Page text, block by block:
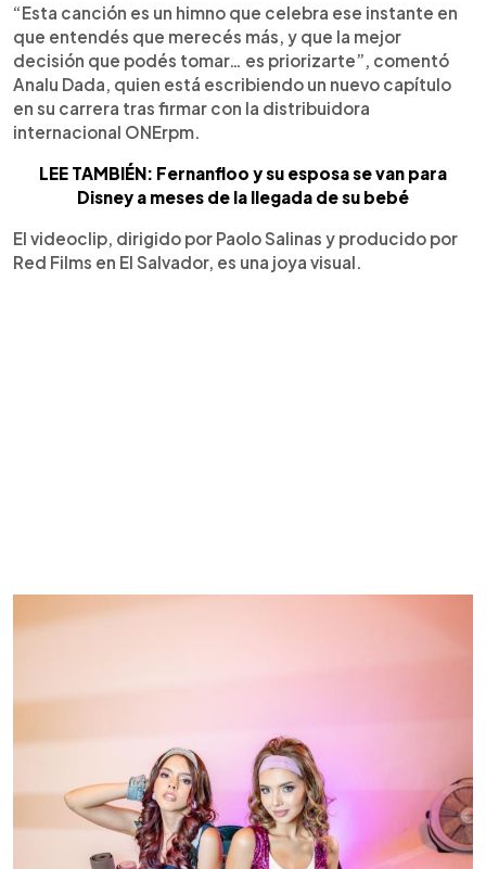
“Esta canción es un himno que celebra ese instante en
que entendés que merecés más, y que la mejor
decisión que podés tomar… es priorizarte”, comentó
Analu Dada, quien está escribiendo un nuevo capítulo
en su carrera tras firmar con la distribuidora
internacional ONErpm.
LEE TAMBIÉN: Fernanfloo y su esposa se van para
Disney a meses de la llegada de su bebé
El videoclip, dirigido por Paolo Salinas y producido por
Red Films en El Salvador, es una joya visual.